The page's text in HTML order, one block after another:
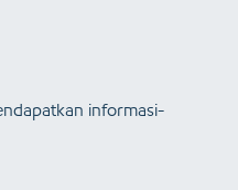
informasi-